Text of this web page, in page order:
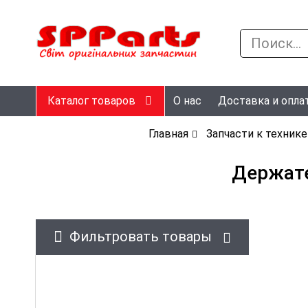
Каталог товаров О нас Доставка и
Главная Запчасти к
Фильтровать товары